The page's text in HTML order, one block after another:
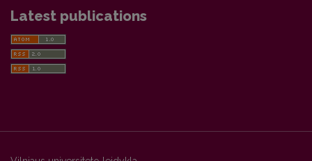
Latest publications